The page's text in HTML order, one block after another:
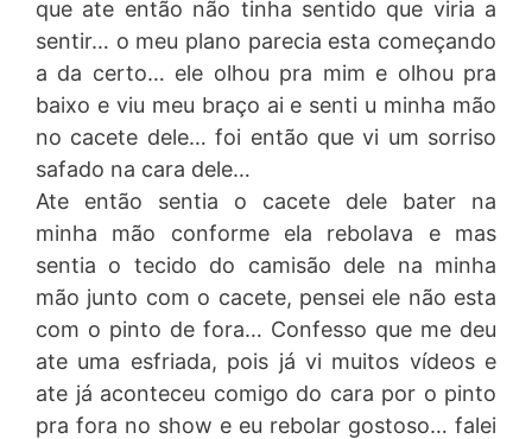
que ate então não tinha sentido que viria a
sentir… o meu plano parecia esta começando
a da certo… ele olhou pra mim e olhou pra
baixo e viu meu braço ai e senti u minha mão
no cacete dele… foi então que vi um sorriso
safado na cara dele…
Ate então sentia o cacete dele bater na
minha mão conforme ela rebolava e mas
sentia o tecido do camisão dele na minha
mão junto com o cacete, pensei ele não esta
com o pinto de fora… Confesso que me deu
ate uma esfriada, pois já vi muitos vídeos e
ate já aconteceu comigo do cara por o pinto
pra fora no show e eu rebolar gostoso… falei